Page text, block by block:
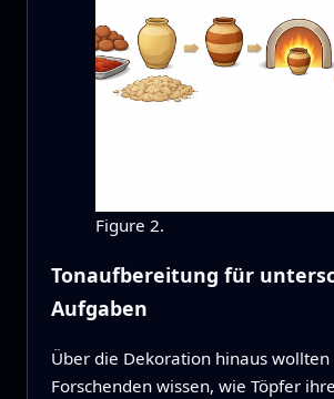
Figure 2.
Tonaufbereitung für
Aufgaben
Über die Dekoration hinaus wollten
Forschenden wissen, wie Töpfer